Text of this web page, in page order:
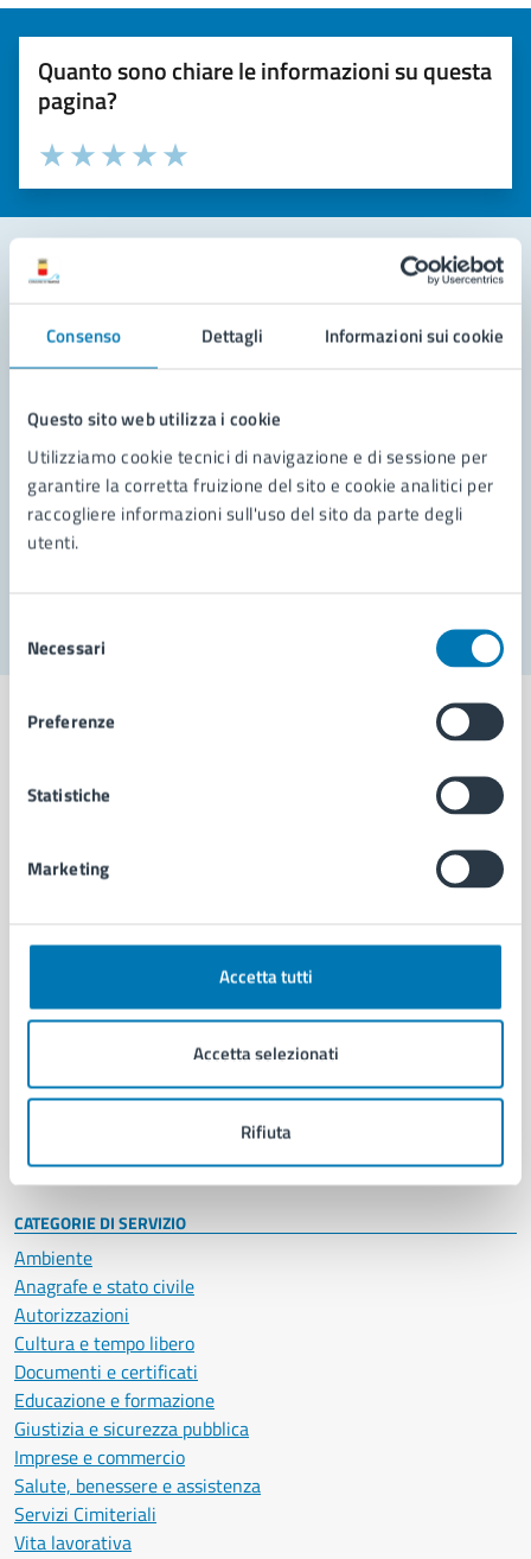
Consenso Dettagli Informazioni sui cookie
Questo sito web utilizza i cookie
Utilizziamo cookie tecnici di navigazione e di sessione per
garantire la corretta fruizione del sito e cookie analitici per
raccogliere informazioni sull'uso del sito da parte degli
utenti.
delNecessari
Preferenze
Statistiche
Marketing
Accetta tutti
Accetta selezionati
Rifiuta
Quanto sono chiare le informazioni su questa
pagina?
Valuta la chiarezza delle informazioni (da 1 a 5 stelle)
Seleziona il numero di stelle per valutare la chiarezza delle
Valuta 5 stelle su 5
Valuta 4 stelle su 5
Valuta 3 stelle su 5
Valuta 2 stelle su 5
Valuta 1 stelle su 5
Leggi le domande frequenti
Richiedi assistenza
Prenota appuntamento
Problemi in città
Comune di Napoli
AMMINISTRAZIONE
Organi di governo
Enti e fondazioni
Personale amministrativo
Intranet, posta aziendale e protocollo
CATEGORIE DI SERVIZIO
Ambiente
Anagrafe e stato civile
Autorizzazioni
Cultura e tempo libero
Documenti e certificati
Educazione e formazione
Giustizia e sicurezza pubblica
Imprese e commercio
Salute, benessere e assistenza
Servizi Cimiteriali
Vita lavorativa